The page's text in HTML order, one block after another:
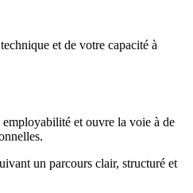
et de votre capacité à
et ouvre la voie à de
un parcours clair, structuré et